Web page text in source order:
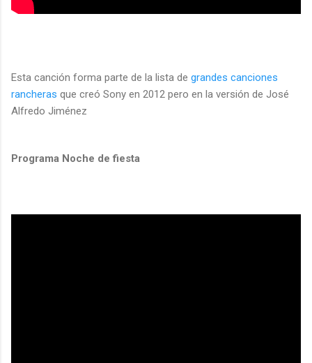
Esta canción forma parte de la lista de grandes canciones
rancheras que creó Sony en 2012 pero en la versión de José
Alfredo Jiménez
Programa Noche de fiesta